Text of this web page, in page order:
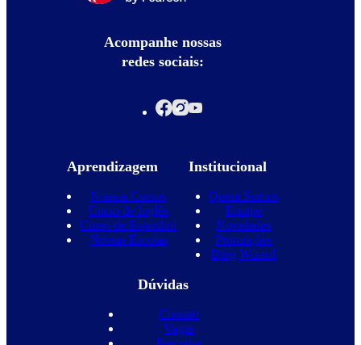
Acompanhe nossas
redes sociais:
Aprendizagem
Nossos Cursos
Curso de Inglês
Curso de Espanhol
Nossas Escolas
Institucional
Quem Somos
Equipe
Novidades
Promoções
Blog Wizard
Dúvidas
Contato
Vagas